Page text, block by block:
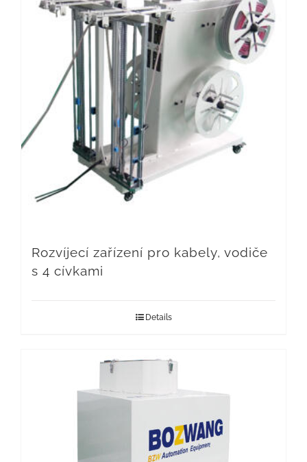
Rozvíjecí zařízení pro kabely, vodiče
s 4 cívkami
Details